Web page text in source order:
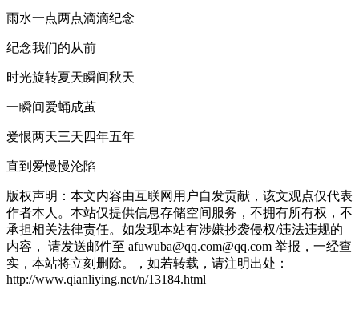
雨水一点两点滴滴纪念
纪念我们的从前
时光旋转夏天瞬间秋天
一瞬间爱蛹成茧
爱恨两天三天四年五年
直到爱慢慢沦陷
版权声明：本文内容由互联网用户自发贡献，该文观点仅代表
作者本人。本站仅提供信息存储空间服务，不拥有所有权，不
承担相关法律责任。如发现本站有涉嫌抄袭侵权/违法违规的
内容， 请发送邮件至 afuwuba@qq.com@qq.com 举报，一经查
实，本站将立刻删除。，如若转载，请注明出处：
http://www.qianliying.net/n/13184.html